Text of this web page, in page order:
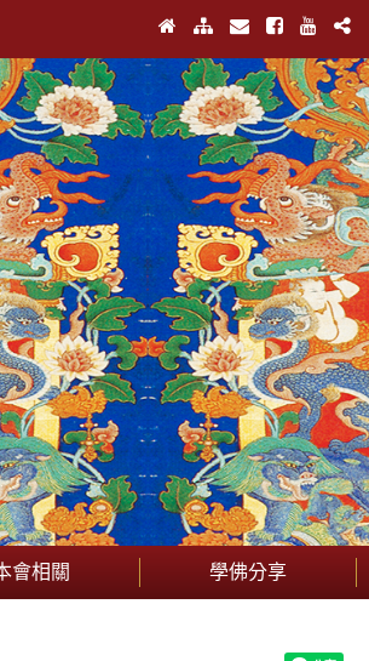
會相關 學佛分享